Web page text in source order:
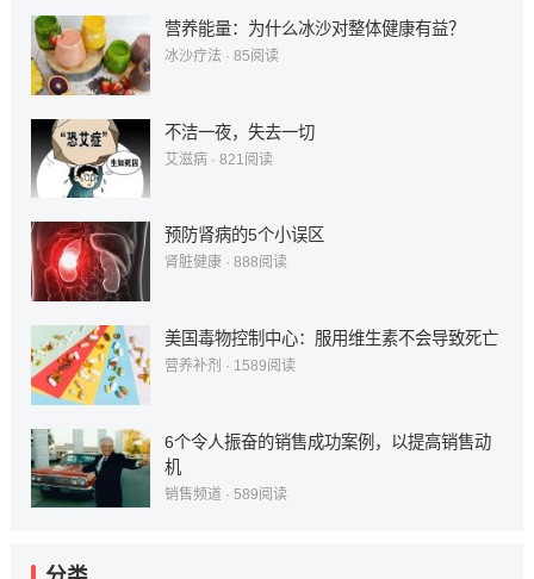
营养能量：为什么冰沙对整体健康有益？
冰沙疗法 · 85阅读
不洁一夜，失去一切
艾滋病· 821 阅读
预防肾病的5个小误区
肾脏健康· 888阅读
美国毒物控制中心：服用维生素不会导致死亡
营养补剂 · 1589阅读
6个令人振奋的销售成功案例，以提高销售动
机
销售频道· 589阅读